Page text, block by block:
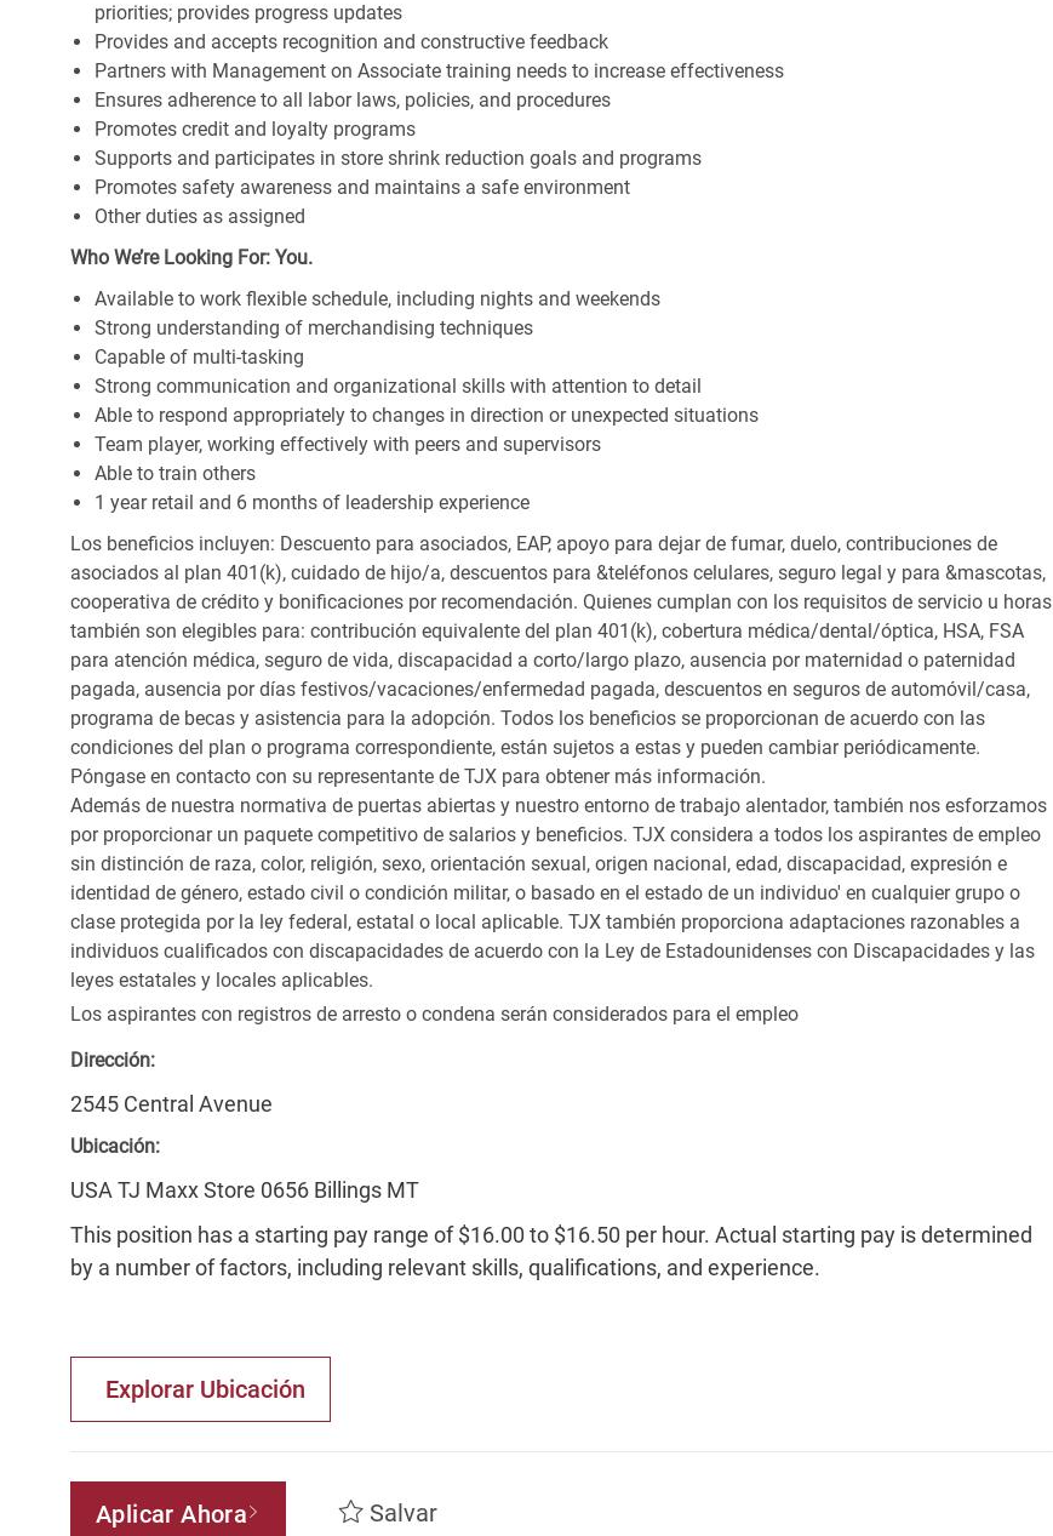
priorities; provides progress updates
Provides and accepts recognition and constructive feedback
Partners with Management on Associate training needs to increase effectiveness
Ensures adherence to all labor laws, policies, and procedures
Promotes credit and loyalty programs
Supports and participates in store shrink reduction goals and programs
Promotes safety awareness and maintains a safe environment
Other duties as assigned
Who We’re Looking For: You.
Available to work flexible schedule, including nights and weekends
Strong understanding of merchandising techniques
Capable of multi-tasking
Strong communication and organizational skills with attention to detail
Able to respond appropriately to changes in direction or unexpected situations
Team player, working effectively with peers and supervisors
Able to train others
1 year retail and 6 months of leadership experience
Los beneficios incluyen: Descuento para asociados, EAP, apoyo para dejar de fumar, duelo, contribuciones de
asociados al plan 401(k), cuidado de hijo/a, descuentos para &teléfonos celulares, seguro legal y para &mascotas,
cooperativa de crédito y bonificaciones por recomendación. Quienes cumplan con los requisitos de servicio u horas
también son elegibles para: contribución equivalente del plan 401(k), cobertura médica/dental/óptica, HSA, FSA
para atención médica, seguro de vida, discapacidad a corto/largo plazo, ausencia por maternidad o paternidad
pagada, ausencia por días festivos/vacaciones/enfermedad pagada, descuentos en seguros de automóvil/casa,
programa de becas y asistencia para la adopción. Todos los beneficios se proporcionan de acuerdo con las
condiciones del plan o programa correspondiente, están sujetos a estas y pueden cambiar periódicamente.
Póngase en contacto con su representante de TJX para obtener más información.
Además de nuestra normativa de puertas abiertas y nuestro entorno de trabajo alentador, también nos esforzamos
por proporcionar un paquete competitivo de salarios y beneficios. TJX considera a todos los aspirantes de empleo
sin distinción de raza, color, religión, sexo, orientación sexual, origen nacional, edad, discapacidad, expresión e
identidad de género, estado civil o condición militar, o basado en el estado de un individuo' en cualquier grupo o
clase protegida por la ley federal, estatal o local aplicable. TJX también proporciona adaptaciones razonables a
individuos cualificados con discapacidades de acuerdo con la Ley de Estadounidenses con Discapacidades y las
leyes estatales y locales aplicables.
Los aspirantes con registros de arresto o condena serán considerados para el empleo
Dirección:
2545 Central Avenue
Ubicación:
USA TJ Maxx Store 0656 Billings MT
This position has a starting pay range of $16.00 to $16.50 per hour. Actual starting pay is determined
by a number of factors, including relevant skills, qualifications, and experience.
Explorar Ubicación
Aplicar Ahora Salvar